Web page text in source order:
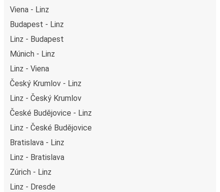
Viena - Linz
Budapest - Linz
Linz - Budapest
Múnich - Linz
Linz - Viena
Český Krumlov - Linz
Linz - Český Krumlov
České Budějovice - Linz
Linz - České Budějovice
Bratislava - Linz
Linz - Bratislava
Zúrich - Linz
Linz - Dresde